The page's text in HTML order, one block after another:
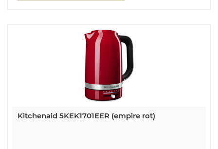
Kitchenaid 5KEK1701EER (empire rot)